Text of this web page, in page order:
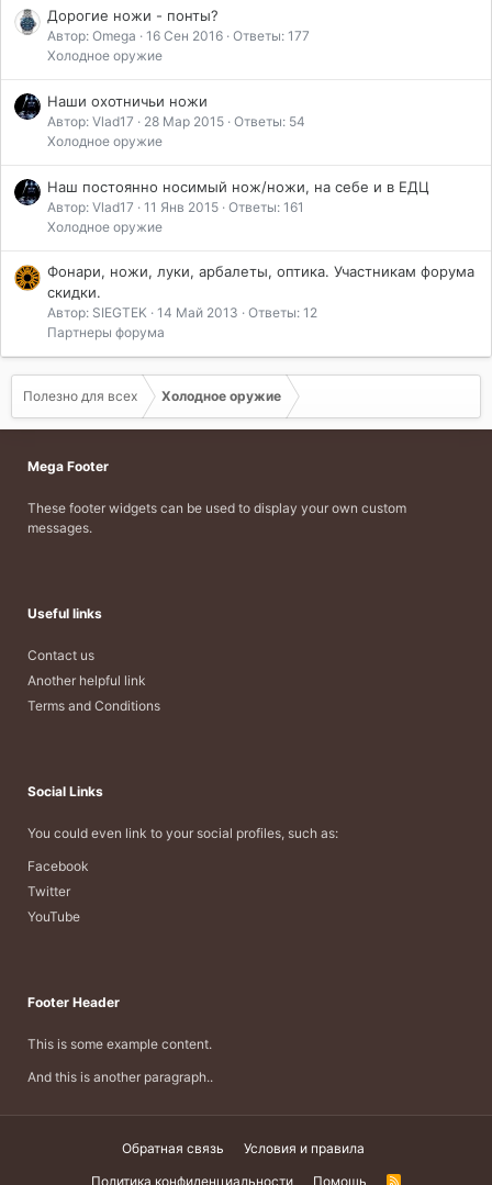
Дорогие ножи - понты?
Автор: Omega 16 Сен 2016 Ответы: 177
Холодное оружие
Наши охотничьи ножи
Автор: Vlad17 28 Мар 2015 Ответы: 54
Холодное оружие
Наш постоянно носимый нож/ножи, на себе и в ЕДЦ
Автор: Vlad17 11 Янв 2015 Ответы: 161
Холодное оружие
Фонари, ножи, луки, арбалеты, оптика. Участникам форума
скидки.
Автор: SIEGTEK 14 Май 2013
Ответы: 12
Партнеры форума
Полезно для всех Холодное оружие
Mega Footer
These footer widgets can be used to display your own custom
messages.
Useful links
Contact us
Another helpful link
Terms and Conditions
Social Links
You could even link to your social profiles, such as:
Facebook
Twitter
YouTube
Footer Header
This is some example content.
And this is another paragraph..
Обратная связь
Условия и правила
Политика конфиденциальности
Помощь R